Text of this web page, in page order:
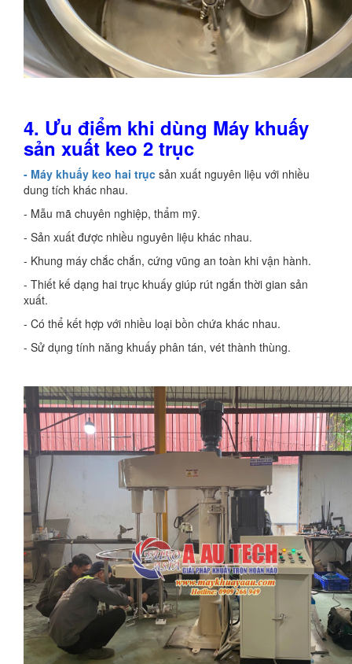
4. Ưu điểm khi dùng Máy khuấy
sản xuất keo 2 trục
- Máy khuấy keo hai trục sản xuất nguyên liệu với nhiều
dung tích khác nhau.
- Mẫu mã chuyên nghiệp, thẩm mỹ.
- Sản xuất được nhiều nguyên liệu khác nhau.
- Khung máy chắc chắn, cứng vũng an toàn khi vận hành.
- Thiết kế dạng hai trục khuấy giúp rút ngắn thời gian sản
xuất.
- Có thể kết hợp với nhiều loại bồn chứa khác nhau.
- Sử dụng tính năng khuấy phân tán, vét thành thùng.